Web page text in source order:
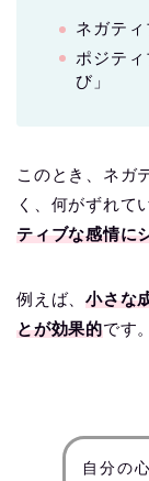
ネガティ
ポジテ
び」
このとき、ネガ
く、何がずれて
ティブな感情に
例えば、小さな
とが効果的です。
自分の